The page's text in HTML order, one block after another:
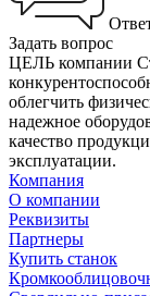
Задать вопрос
ЦЕЛЬ компании
облегчить
надежное
качество
эксплуатации.
Компания
О компании
Реквизиты
Партнеры
Купить станок